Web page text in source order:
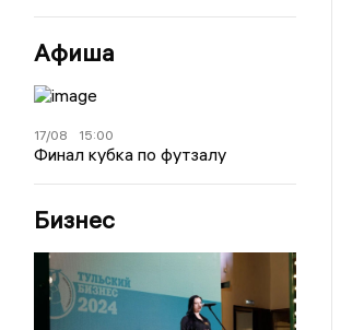
Афиша
17/08 15:00
Финал кубка по футзалу
Бизнес